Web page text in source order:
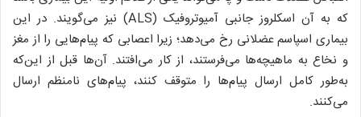
که به آن اسکلروز جانبی آمیوتروفیک (ALS) نیز می‌گویند. در این
بیماری اسپاسم عضلانی رخ می‌دهد؛ زیرا اعصابی که پیام‌هایی را از مغز
و نخاع به ماهیچه‌ها می‌فرستند، از کار می‌افتند. آن‌ها قبل از این‌که
به‌طور کامل ارسال پیام‌ها را متوقف کنند، پیام‌های نامنظم ارسال
می‌کنند.